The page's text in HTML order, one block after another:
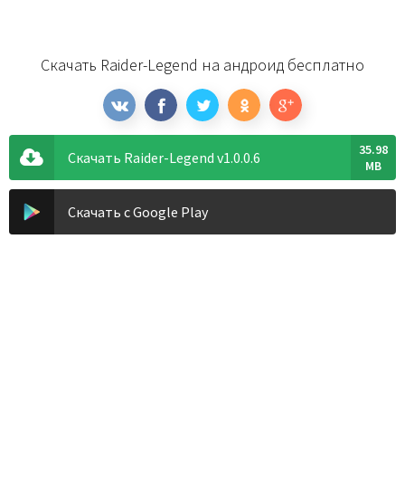
Скачать Raider-Legend на андроид бесплатно
Скачать Raider-Legend v1.0.0.6
35.98
MB
Скачать с Google Play